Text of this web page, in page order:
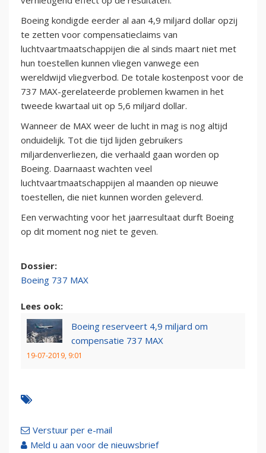
Boeing kondigde eerder al aan 4,9 miljard dollar opzij
te zetten voor compensatieclaims van
luchtvaartmaatschappijen die al sinds maart niet met
hun toestellen kunnen vliegen vanwege een
wereldwijd vliegverbod. De totale kostenpost voor de
737 MAX-gerelateerde problemen kwamen in het
tweede kwartaal uit op 5,6 miljard dollar.
Wanneer de MAX weer de lucht in mag is nog altijd
onduidelijk. Tot die tijd lijden gebruikers
miljardenverliezen, die verhaald gaan worden op
Boeing. Daarnaast wachten veel
luchtvaartmaatschappijen al maanden op nieuwe
toestellen, die niet kunnen worden geleverd.
Een verwachting voor het jaarresultaat durft Boeing
op dit moment nog niet te geven.
Dossier:
Boeing 737 MAX
Lees ook:
Boeing reserveert 4,9 miljard om
compensatie 737 MAX
19-07-2019, 9:01
Verstuur per e-mail
Meld u aan voor de nieuwsbrief